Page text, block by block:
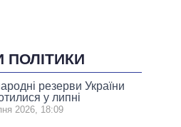
ПОЛІТИКИ
резерви України
у липні
2026, 18:09